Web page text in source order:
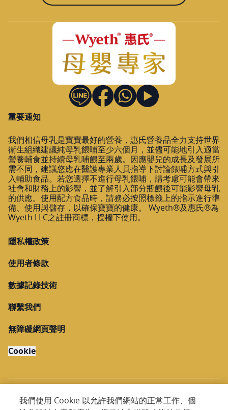
重要通知
我們相信母乳是寶寶最好的營養，惠氏營養品全力支持世界
衛生組織建議純母乳餵哺至少六個月，並儘可能地引入適當
營養輔食並持續母乳哺餵至兩歲。因應嬰兒的成長及發展所
需不同，建議您應在醫護專業人員指導下討論餵哺方式與引
入輔助食品。若您選擇不進行母乳餵哺，請考慮可能會帶來
社會和財務上的影響，並了解引入部分瓶餵後可能影響母乳
的供應。使用配方食品時，請務必按照標籤上的指示進行準
備、使用與儲存，以確保寶寶的健康。 Wyeth®及惠氏®為
Wyeth LLC之註冊商標，授權下使用。
隱私權政策
使用者條款
數據記錄技術
聯繫我們
無障礙網頁聲明
Cookie
我們使用 Cookie 以允許我們網站的正常工作、個